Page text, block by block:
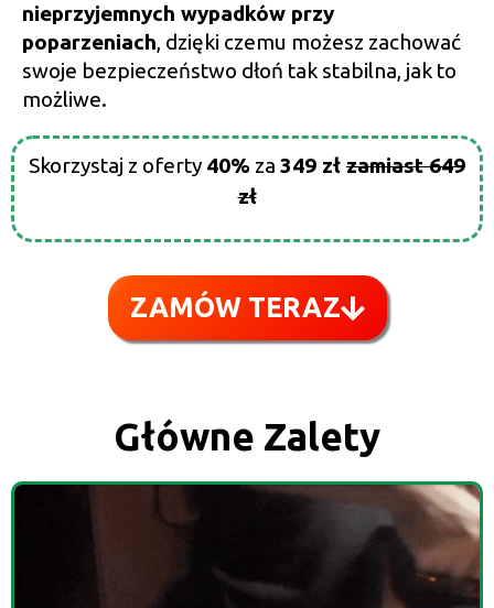
nieprzyjemnych wypadków przy
poparzeniach, dzięki czemu możesz zachować
swoje bezpieczeństwo dłoń tak stabilna, jak to
możliwe.
Skorzystaj z oferty 40% za 349 zł zamiast 649
zł
ZAMÓW TERAZ
Główne Zalety